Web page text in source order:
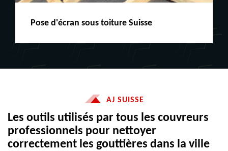
Peinture boiserie LE
AJ SUISSE
Les outils utilisés par tous les couvreurs
professionnels pour nettoyer
correctement les gouttières dans la ville